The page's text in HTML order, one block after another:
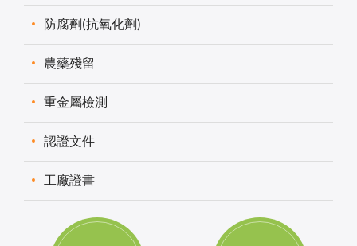
防腐劑(抗氧化劑)
農藥殘留
重金屬檢測
認證文件
工廠證書